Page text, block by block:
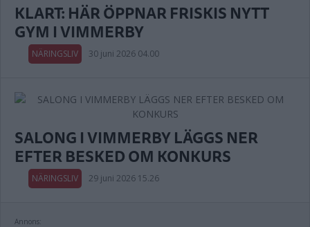
KLART: HÄR ÖPPNAR FRISKIS NYTT
GYM I VIMMERBY
NÄRINGSLIV 30 juni 2026 04.00
SALONG I VIMMERBY LÄGGS NER
EFTER BESKED OM KONKURS
NÄRINGSLIV 29 juni 2026 15.26
Annons: